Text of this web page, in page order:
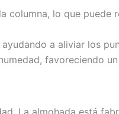
columna, lo que puede
a aliviar los
favoreciendo
La almohada está